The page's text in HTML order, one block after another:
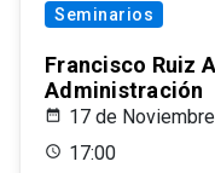
Seminarios
Francisco Ruiz
Administración
17 de
17:00